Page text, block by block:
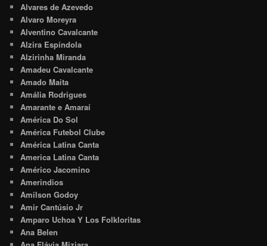
Alvares de Azevedo
Alvaro Moreyra
Alventino Cavalcante
Alzira Espíndola
Alzirinha Miranda
Amadeu Cavalcante
Amado Maita
Amália Rodrigues
Amarante e Amaraí
América Do Sol
América Futebol Clube
América Latina Canta
America Latina Canta
Américo Jacomino
Amerindios
Amilson Godoy
Amir Cantúsio Jr
Amparo Uchoa Y Los Folkloritas
Ana Belen